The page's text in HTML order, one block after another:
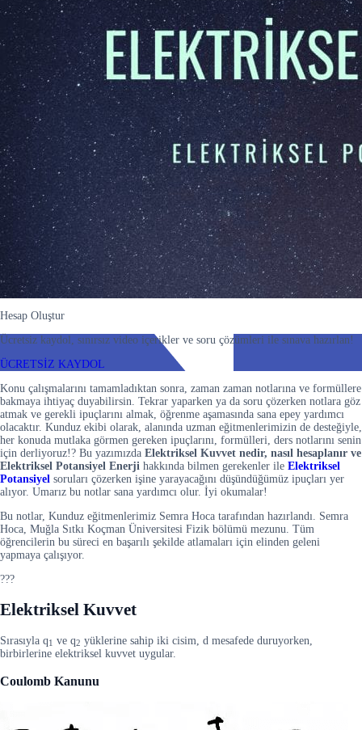
Hesap Oluştur
Ücretsiz kaydol, sınırsız video içerikler ve soru çözümleri ile sınava hazırlan!
ÜCRETSİZ KAYDOL
Konu çalışmalarını tamamladıktan sonra, zaman zaman notlarına ve formüllere
bakmaya ihtiyaç duyabilirsin. Tekrar yaparken ya da soru çözerken notlara göz
atmak ve gerekli ipuçlarını almak, öğrenme aşamasında sana epey yardımcı
olacaktır. Kunduz ekibi olarak, alanında uzman eğitmenlerimizin de desteğiyle,
her konuda mutlaka görmen gereken ipuçlarını, formülleri, ders notlarını senin
için derliyoruz!? Bu yazımızda Elektriksel Kuvvet nedir, nasıl hesaplanır ve
Elektriksel Potansiyel Enerji hakkında bilmen gerekenler ile Elektriksel
Potansiyel soruları çözerken işine yarayacağını düşündüğümüz ipuçları yer
alıyor. Umarız bu notlar sana yardımcı olur. İyi okumalar!
Bu notlar, Kunduz eğitmenlerimiz Semra Hoca tarafından hazırlandı. Semra
Hoca, Muğla Sıtkı Koçman Üniversitesi Fizik bölümü mezunu. Tüm
öğrencilerin bu süreci en başarılı şekilde atlamaları için elinden geleni
yapmaya çalışıyor.
???
Elektriksel Kuvvet
Sırasıyla q1 ve q2 yüklerine sahip iki cisim, d mesafede duruyorken,
birbirlerine elektriksel kuvvet uygular.
Coulomb Kanunu